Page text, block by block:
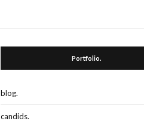
Portfolio.
blog.
candids.